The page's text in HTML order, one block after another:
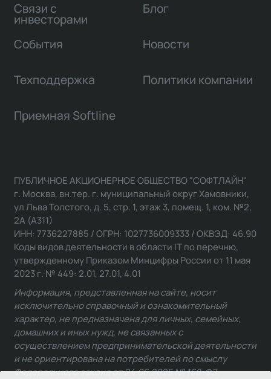
Связи с
инвесторами
Блог
События Новости
Техподдержка Политики компании
Приемная Softline
ПУБЛИЧНОЕ АКЦИОНЕРНОЕ ОБЩЕСТВО "СОФТЛАЙН"
г. Москва, вн.тер. г. муниципальный округ Хамовники,
ул Льва Толстого, д. 5, стр. 1, этаж 3, помещ. 1, ком. №2,
2А (А311)
ИНН: 7736227885 / ОГРН: 1027736009333 / ОКВЭД: 46.90
Коды видов деятельности в области IT по перечню,
утвержденному Приказом Минцифры России от 11 мая
2023 г. № 449: 2.01, 27.01, 4.01
Информация, представленная на сайте, носит
исключительно справочный и ознакомительный
характер, не предназначена для личных, семейных,
домашних и иных нужд, не связанных с
осуществлением предпринимательской деятельности
и не ориентирована на потребителей по смыслу
Федерального закона от 24.06.2025 № 168-ФЗ.